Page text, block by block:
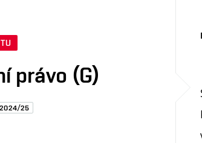
právo (G)
2024/25